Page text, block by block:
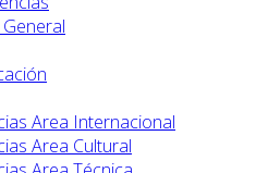
Area Internacional
Area Cultural